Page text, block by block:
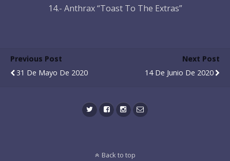
14.- Anthrax “Toast To The Extras”
Previous Post
31 De Mayo De 2020
Next Post
14 De Junio De 2020
Back to top